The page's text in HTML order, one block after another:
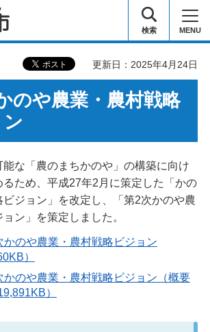
検索 MENU
更新日：2025年4月24日
のや農業・農村戦略
ン
な「農のまちかのや」の構築に向け
るため、平成27年2月に策定した「かの
ジョン」を改定し、「第2次かのや農
ン」を策定しました。
かのや農業・農村戦略ビジョン
）
かのや農業・農村戦略ビジョン（概要
）